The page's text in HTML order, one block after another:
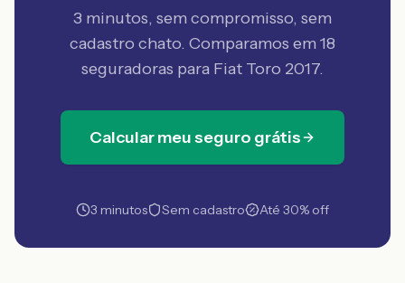
3 minutos, sem compromisso, sem
cadastro chato. Comparamos em 18
seguradoras para Fiat Toro 2017.
Calcular meu seguro grátis
3 minutos Sem cadastro Até 30% off